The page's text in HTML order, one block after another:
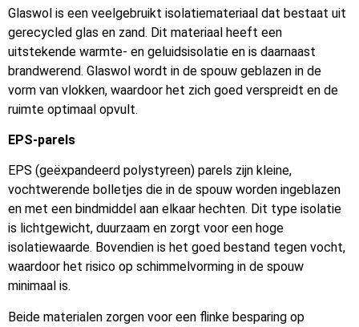
Glaswol is een veelgebruikt isolatiemateriaal dat bestaat uit
gerecycled glas en zand. Dit materiaal heeft een
uitstekende warmte- en geluidsisolatie en is daarnaast
brandwerend. Glaswol wordt in de spouw geblazen in de
vorm van vlokken, waardoor het zich goed verspreidt en de
ruimte optimaal opvult.
EPS-parels
EPS (geëxpandeerd polystyreen) parels zijn kleine,
vochtwerende bolletjes die in de spouw worden ingeblazen
en met een bindmiddel aan elkaar hechten. Dit type isolatie
is lichtgewicht, duurzaam en zorgt voor een hoge
isolatiewaarde. Bovendien is het goed bestand tegen vocht,
waardoor het risico op schimmelvorming in de spouw
minimaal is.
Beide materialen zorgen voor een flinke besparing op